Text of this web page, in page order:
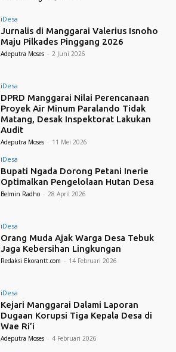
iDesa
Jurnalis di Manggarai Valerius Isnoho
Maju Pilkades Pinggang 2026
Adeputra Moses - 2 Juni 2026
iDesa
DPRD Manggarai Nilai Perencanaan
Proyek Air Minum Paralando Tidak
Matang, Desak Inspektorat Lakukan
Audit
Adeputra Moses - 11 Mei 2026
iDesa
Bupati Ngada Dorong Petani Inerie
Optimalkan Pengelolaan Hutan Desa
Belmin Radho - 28 April 2026
iDesa
Orang Muda Ajak Warga Desa Tebuk
Jaga Kebersihan Lingkungan
Redaksi Ekorantt.com - 14 Februari 2026
iDesa
Kejari Manggarai Dalami Laporan
Dugaan Korupsi Tiga Kepala Desa di
Wae Ri’i
Adeputra Moses - 4 Februari 2026